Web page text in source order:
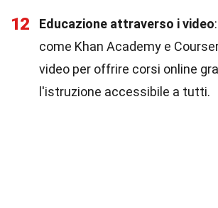
12 Educazione attraverso i video
come Khan Academy e
video per offrire corsi online
l'istruzione accessibile a tutti.